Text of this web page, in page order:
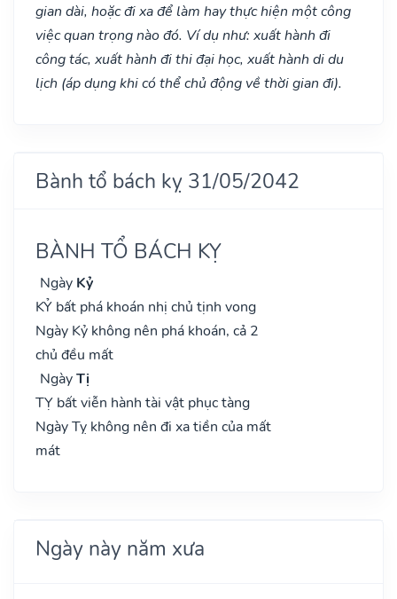
gian dài, hoặc đi xa để làm hay thực hiện một công
việc quan trọng nào đó. Ví dụ như: xuất hành đi
công tác, xuất hành đi thi đại học, xuất hành di du
lịch (áp dụng khi có thể chủ động về thời gian đi).
Bành tổ bách kỵ 31/05/2042
BÀNH TỔ BÁCH KỴ
Ngày Kỷ
KỶ bất phá khoán nhị chủ tịnh vong
Ngày Kỷ không nên phá khoán, cả 2
chủ đều mất
NgàyTị
TỴ bất viễn hành tài vật phục tàng
Ngày Tỵ không nên đi xa tiền của mất
mát
Ngày này năm xưa